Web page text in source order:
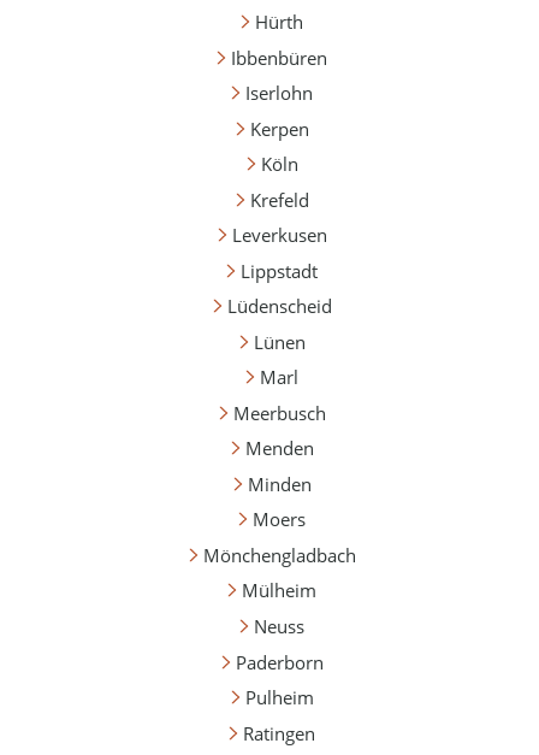
Hürth
Ibbenbüren
Iserlohn
Kerpen
Köln
Krefeld
Leverkusen
Lippstadt
Lüdenscheid
Lünen
Marl
Meerbusch
Menden
Minden
Moers
Mönchengladbach
Mülheim
Neuss
Paderborn
Pulheim
Ratingen